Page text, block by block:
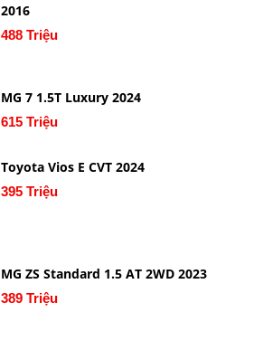
2016
488 Triệu
MG 7 1.5T Luxury 2024
615 Triệu
Toyota Vios E CVT 2024
395 Triệu
MG ZS Standard 1.5 AT 2WD 2023
389 Triệu